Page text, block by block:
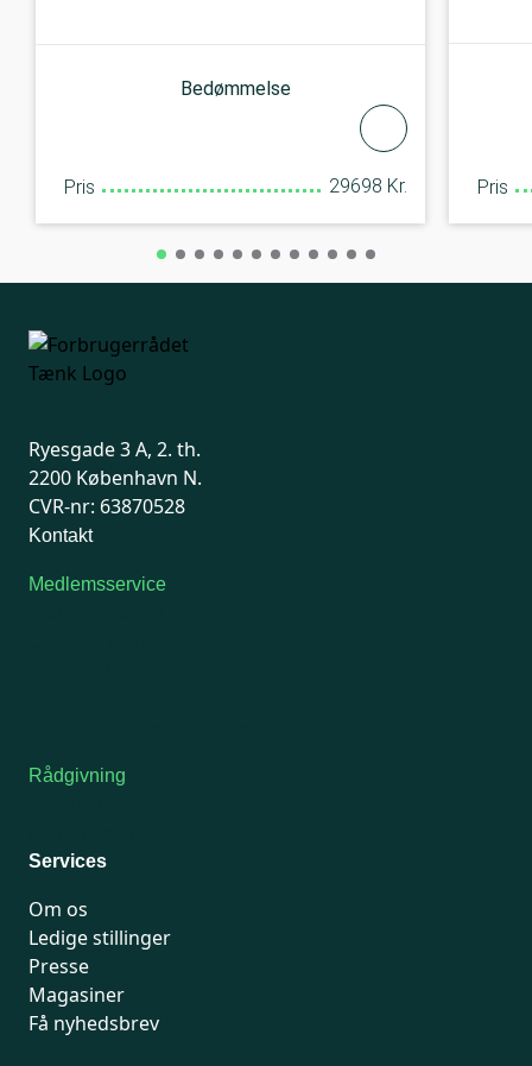
Bedømmelse
Pris 29698 Kr. Pris
Ryesgade 3 A, 2. th.
2200 København N.
CVR-nr: 63870528
Kontakt
Medlemsservice
Rådgivning
Services
Om os
Ledige stillinger
Presse
Magasiner
Få nyhedsbrev